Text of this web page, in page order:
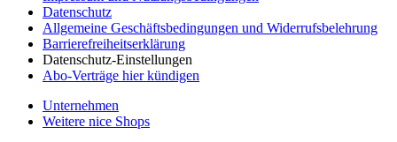
Datenschutz
Allgemeine Geschäftsbedingungen und Widerrufsbelehrung
Barrierefreiheitserklärung
Datenschutz-Einstellungen
Abo-Verträge hier kündigen
Unternehmen
Weitere nice Shops